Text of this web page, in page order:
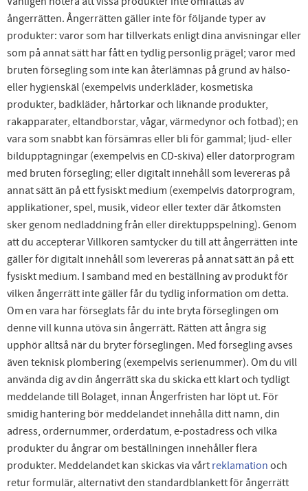
ångerrätten. Ångerrätten gäller inte för följande typer av
produkter: varor som har tillverkats enligt dina anvisningar eller
som på annat sätt har fått en tydlig personlig prägel; varor med
bruten försegling som inte kan återlämnas på grund av hälso-
eller hygienskäl (exempelvis underkläder, kosmetiska
produkter, badkläder, hårtorkar och liknande produkter,
rakapparater, eltandborstar, vågar, värmedynor och fotbad); en
vara som snabbt kan försämras eller bli för gammal; ljud- eller
bildupptagningar (exempelvis en CD-skiva) eller datorprogram
med bruten försegling; eller digitalt innehåll som levereras på
annat sätt än på ett fysiskt medium (exempelvis datorprogram,
applikationer, spel, musik, videor eller texter där åtkomsten
sker genom nedladdning från eller direktuppspelning). Genom
att du accepterar Villkoren samtycker du till att ångerrätten inte
gäller för digitalt innehåll som levereras på annat sätt än på ett
fysiskt medium. I samband med en beställning av produkt för
vilken ångerrätt inte gäller får du tydlig information om detta.
Om en vara har förseglats får du inte bryta förseglingen om
denne vill kunna utöva sin ångerrätt. Rätten att ångra sig
upphör alltså när du bryter förseglingen. Med försegling avses
även teknisk plombering (exempelvis serienummer). Om du vill
använda dig av din ångerrätt ska du skicka ett klart och tydligt
meddelande till Bolaget, innan Ångerfristen har löpt ut. För
smidig hantering bör meddelandet innehålla ditt namn, din
adress, ordernummer, orderdatum, e-postadress och vilka
produkter du ångrar om beställningen innehåller flera
produkter. Meddelandet kan skickas via vårt reklamation och
retur formulär, alternativt den standardblankett för ångerrätt